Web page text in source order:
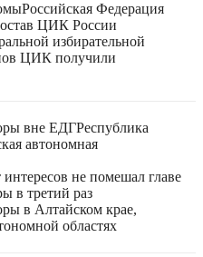
Российская Федерация
ЦИК России
избирательной
ЦИК получили
вне ЕДГРеспублика
автономная
не помешал главе
в третий раз
в Алтайском крае,
областях